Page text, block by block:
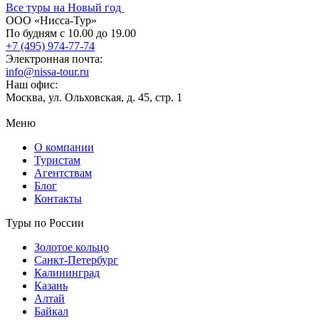
Все туры на Новый год
ООО «Нисса-Тур»
По будням с 10.00 до 19.00
+7 (495) 974-77-74
Электронная почта:
info@nissa-tour.ru
Наш офис:
Москва, ул. Ольховская, д. 45, стр. 1
Меню
О компании
Туристам
Агентствам
Блог
Контакты
Туры по России
Золотое кольцо
Санкт-Петербург
Калининград
Казань
Алтай
Байкал